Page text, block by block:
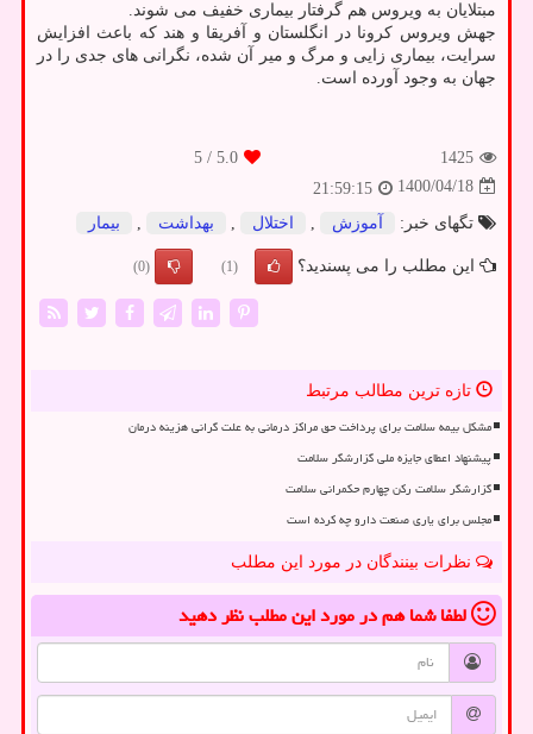
مبتلایان به ویروس هم گرفتار بیماری خفیف می شوند.
جهش ویروس کرونا در انگلستان و آفریقا و هند که باعث افزایش
سرایت، بیماری زایی و مرگ و میر آن شده، نگرانی های جدی را در
جهان به وجود آورده است.
1425
5.0
/ 5
1400/04/18
21:59:15
تگهای خبر:
آموزش اختلال بهداشت بیمار
این مطلب را می پسندید؟ (1)
(0)
تازه ترین مطالب مرتبط
مشکل بیمه سلامت برای پرداخت حق مراکز درمانی به علت گرانی هزینه درمان
پیشنهاد اعطای جایزه ملی گزارشگر سلامت
گزارشگر سلامت رکن چهارم حکمرانی سلامت
مجلس برای یاری صنعت دارو چه کرده است
نظرات بینندگان در مورد این مطلب
لطفا شما همدر مورد این مطلبنظر دهید